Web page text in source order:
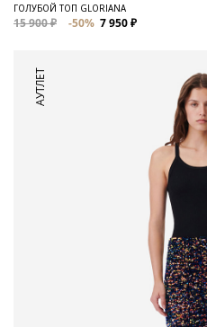
ГОЛУБОЙ ТОП GLORIANA
15 900 ₽ -50% 7 950 ₽
АУТЛЕТ